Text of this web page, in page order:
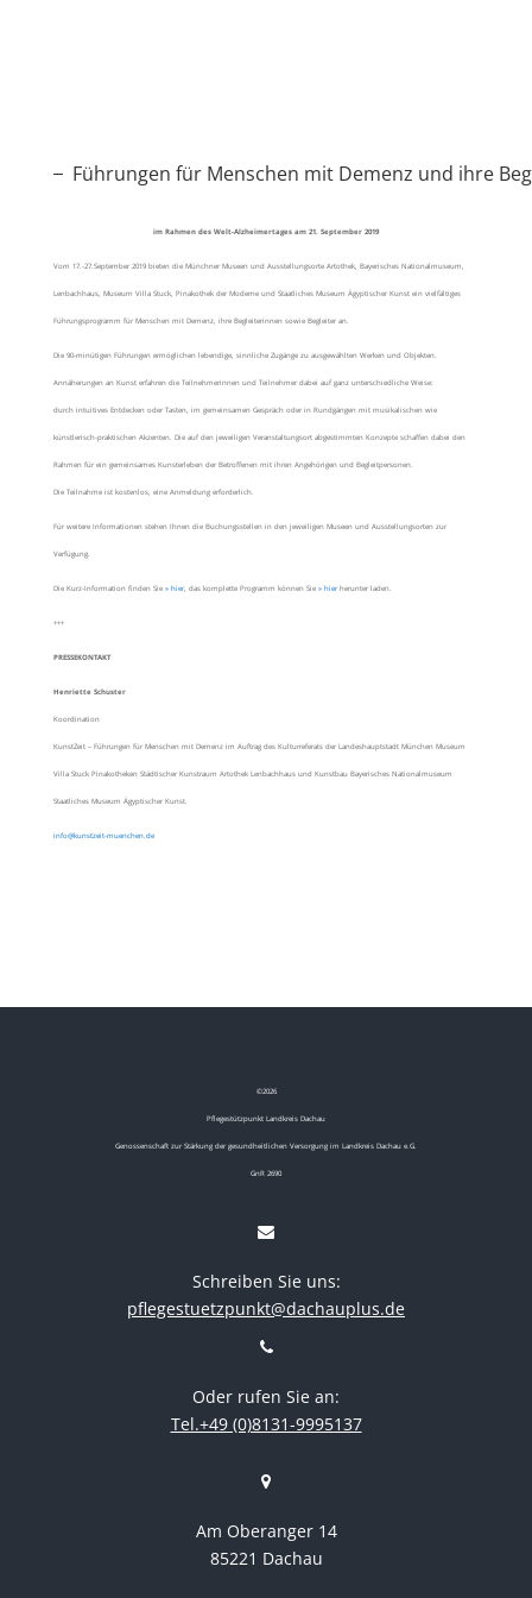
Führungen für Menschen mit Demenz und ihre
im Rahmen des Welt-Alzheimertages am 21. September 2019
Vom 17.-27.September 2019 bieten die Münchner Museen und Ausstellungsorte Artothek, Bayerisches Nationalmuseum,
Lenbachhaus, Museum Villa Stuck, Pinakothek der Moderne und Staatliches Museum Ägyptischer Kunst ein vielfältiges
Führungsprogramm für Menschen mit Demenz, ihre Begleiterinnen sowie Begleiter an.
Die 90-minütigen Führungen ermöglichen lebendige, sinnliche Zugänge zu ausgewählten Werken und Objekten.
Annäherungen an Kunst erfahren die Teilnehmerinnen und Teilnehmer dabei auf ganz unterschiedliche Weise:
durch intuitives Entdecken oder Tasten, im gemeinsamen Gespräch oder in Rundgängen mit musikalischen wie
künstlerisch-praktischen Akzenten. Die auf den jeweiligen Veranstaltungsort abgestimmten Konzepte schaffen dabei den
Rahmen für ein gemeinsames Kunsterleben der Betroffenen mit ihren Angehörigen und Begleitpersonen.
Die Teilnahme ist kostenlos, eine Anmeldung erforderlich.
Für weitere Informationen stehen Ihnen die Buchungsstellen in den jeweiligen Museen und Ausstellungsorten zur
Verfügung.
Die Kurz-Information finden Sie » hier, das komplette Programm können Sie » hierherunter laden.
+++
PRESSEKONTAKT
Henriette Schuster
Koordination
KunstZeit – Führungen für Menschen mit Demenz im Auftrag des Kulturreferats der Landeshauptstadt München Museum
Villa Stuck Pinakotheken Städtischer Kunstraum Artothek Lenbachhaus und Kunstbau Bayerisches Nationalmuseum
Staatliches Museum Ägyptischer Kunst.
info@kunstzeit-muenchen.de
©2026
Pflegestützpunkt Landkreis Dachau
Genossenschaft zur Stärkung der gesundheitlichen Versorgung im Landkreis Dachau e.G.
GnR 2690
Schreiben Sie uns:
pflegestuetzpunkt@dachauplus.de
Oder rufen Sie an:
Tel.+49 (0)8131-9995137
Am Oberanger 14
85221 Dachau